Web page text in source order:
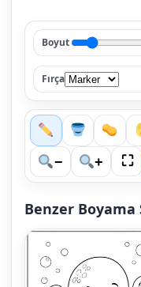
−
+ ⛶
Boyut
Fırça
Benzer Boyama